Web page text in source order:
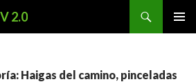
2.0
Haigas del camino, pinceladas